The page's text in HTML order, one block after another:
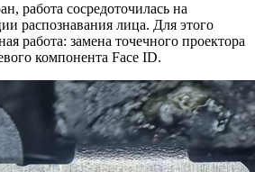
работа сосредоточилась на
распознавания лица. Для этого
работа: замена точечного проектора
компонента Face ID.